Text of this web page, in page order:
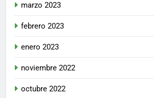
marzo 2023
febrero 2023
enero 2023
noviembre 2022
octubre 2022